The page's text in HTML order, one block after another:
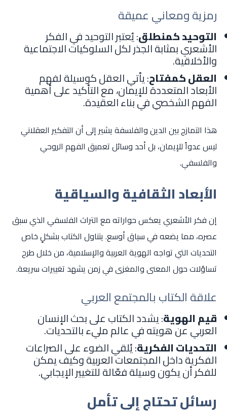
رمزية ومعاني عميقة
التوحيد كمنطلق: يُعتبر التوحيد في الفكر
الأشعري بمثابة الجذر لكل السلوكيات الاجتماعية
والأخلاقية.
العقل كمفتاح: يأتي العقل كوسيلة لفهم
الأبعاد المتعددة للإيمان، مع التأكيد على أهمية
الفهم الشخصي في بناء العقيدة.
هذا التمازج بين الدين والفلسفة يشير إلى أن التفكير العقلاني
ليس عدواً للإيمان، بل أحد وسائل تعميق الفهم الروحي
والفلسفي.
الأبعاد الثقافية والسياقية
إن فكر الأشعري يعكس حواراته مع التراث الفلسفي الذي سبق
عصره، مما يضعه في سياق أوسع. يتناول الكتاب بشكلٍ خاص
التحديات التي تواجه الهوية العربية والإسلامية، من خلال طرح
تساؤلات حول المعنى والمغزى في زمن يشهد تغييرات سريعة.
علاقة الكتاب بالمجتمع العربي
قيم الهوية: يشدد الكتاب على بحث الإنسان
العربي عن هويته في عالم مليء بالتحديات.
التحديات الفكرية: يُلقي الضوء على الصراعات
الفكرية داخل المجتمعات العربية وكيف يمكن
للفكر أن يكون وسيلة فعّالة للتغيير الإيجابي.
رسائل تحتاج إلى تأمل